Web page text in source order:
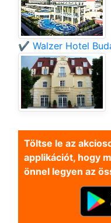
✔️ Walzer Hotel
Töltse le az
applikációt, hogy
önnel legyen az